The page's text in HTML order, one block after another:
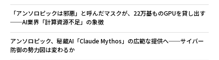
「アンソロピックは邪悪」と呼んだマスクが、22万基ものGPUを貸し出す
──AI業界「計算資源不足」の象徴
アンソロピック、秘蔵AI「Claude Mythos」の広範な提供へ──サイバー
防御の勢力図は変わるか